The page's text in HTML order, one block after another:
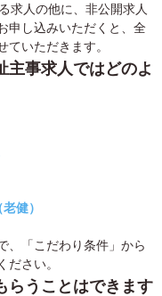
求人の他に、非公開求人
申し込みいただくと、全
いただきます。
主事求人ではどのよ
健）
、「こだわり条件」から
さい。
らうことはできます